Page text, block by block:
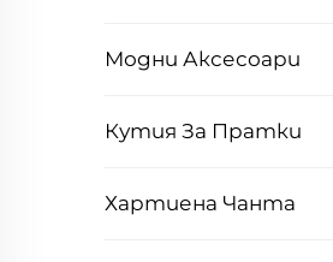
Модни Аксесоари
Кутия За Пратки
Хартиена Чанта